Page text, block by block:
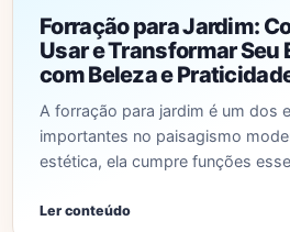
Forração para Jardim:
Usar e Transformar Seu
com Beleza e
A forração para jardim é um dos
importantes no paisagismo
estética, ela cumpre funções
Ler conteúdo